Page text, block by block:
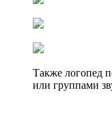
Также логопед
или группами